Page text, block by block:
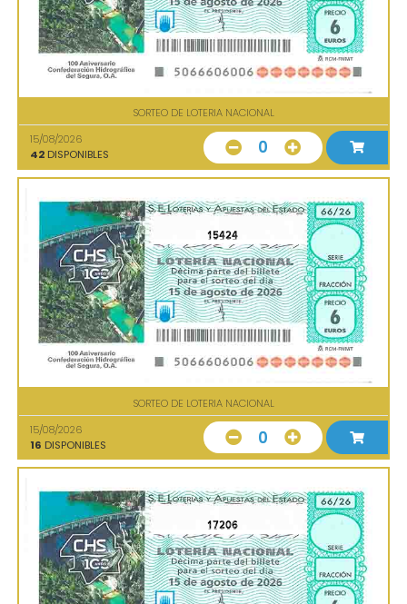
SORTEO DE LOTERIA NACIONAL
15/08/2026
42 DISPONIBLES 0
15424
SORTEO DE LOTERIA NACIONAL
15/08/2026
16 DISPONIBLES 0
17206